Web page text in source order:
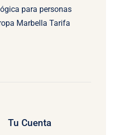
para personas
Marbella Tarifa
Tu Cuenta